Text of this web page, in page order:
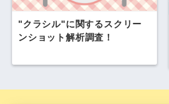
"クラシル"に関するスクリー
ンショット解析調査！